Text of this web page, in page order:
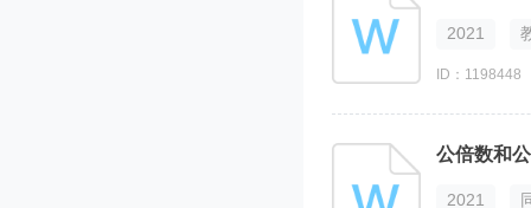
2021
ID：1198448
公倍数和
2021